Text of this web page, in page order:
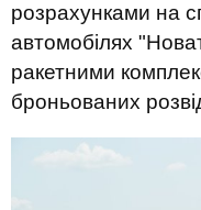
розрахунками на
автомобілях
ракетними
броньованих